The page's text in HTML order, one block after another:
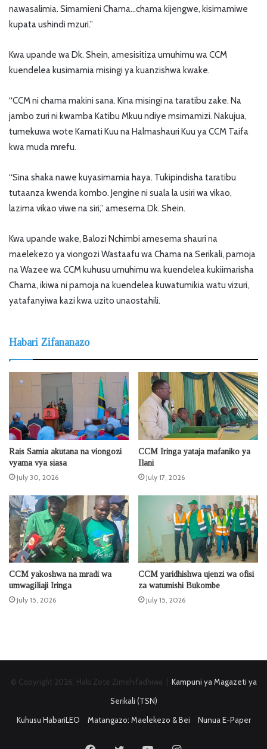
nawasalimia. Simamieni Chama…chama kijengwe, kisimamiwe
kupata ushindi mzuri.”
Kwa upande wa Dk. Shein, amesisitiza umuhimu wa CCM
kuendelea kusimamia misingi ya kuanzishwa kwake.
“CCM ni chama makini sana. Kina misingi na taratibu zake. Na
jambo zuri ni kwamba Katibu Mkuu ndiye msimamizi. Nakujua,
tumekuwa wote Kamati Kuu na Halmashauri Kuu ya CCM Taifa
kwa muda mrefu.
“Sina shaka nawe kuyasimamia haya. Tukipindisha taratibu
tutaanza kwenda kombo. Jengine ni suala la usiri wa vikao,
lazima vikao viwe na siri,” amesema Dk. Shein.
Kwa upande wake, Balozi Nchimbi amesema shauri na
maelekezo ya viongozi Wastaafu wa Chama na Serikali, pamoja
na Wazee wa CCM kuhusu umuhimu wa kuendelea kukiimarisha
Chama, ikiwa ni pamoja na kuendelea kuwatumikia watu vizuri,
yatafanyiwa kazi kwa uzito unaostahili.
Habari Zifananazo
Rais Samia akutana na viongozi
vyama vya siasa
July 30, 2026
CCM Iringa yataja mafaniko ya
Ilani
July 17, 2026
CCM yakoshwa na mradi wa
umwagiliaji Iringa
July 15, 2026
CCM yaridhishwa ujenzi wa ofisi
za watumishi Bukombe
July 15, 2026
© Copyright 2026, Haki Zote Zimehifadhiwa | Kampuni ya Magazeti ya
Serikali (TSN)
Kuhusu HabariLEO
Matangazo: Maelekezo & Bei Nunua E-Paper